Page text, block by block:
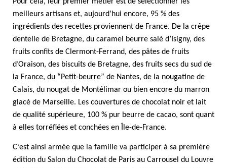
meilleurs artisans et, aujourd’hui encore, 95 % des
ingrédients des recettes proviennent de France. De la crêpe
dentelle de Bretagne, du caramel beurre salé d’Isigny, des
fruits confits de Clermont-Ferrand, des pâtes de fruits
d’Oraison, des biscuits de Bretagne, des fruits secs du sud de
la France, du “Petit-beurre” de Nantes, de la nougatine de
Calais, du nougat de Montélimar ou bien encore du marron
glacé de Marseille. Les couvertures de chocolat noir et lait
de qualité supérieure, 100 % pur beurre de cacao, sont quant
à elles torréfiées et conchées en Île-de-France.
C’est ainsi armée que la famille va participer à sa première
édition du Salon du Chocolat de Paris au Carrousel du Louvre